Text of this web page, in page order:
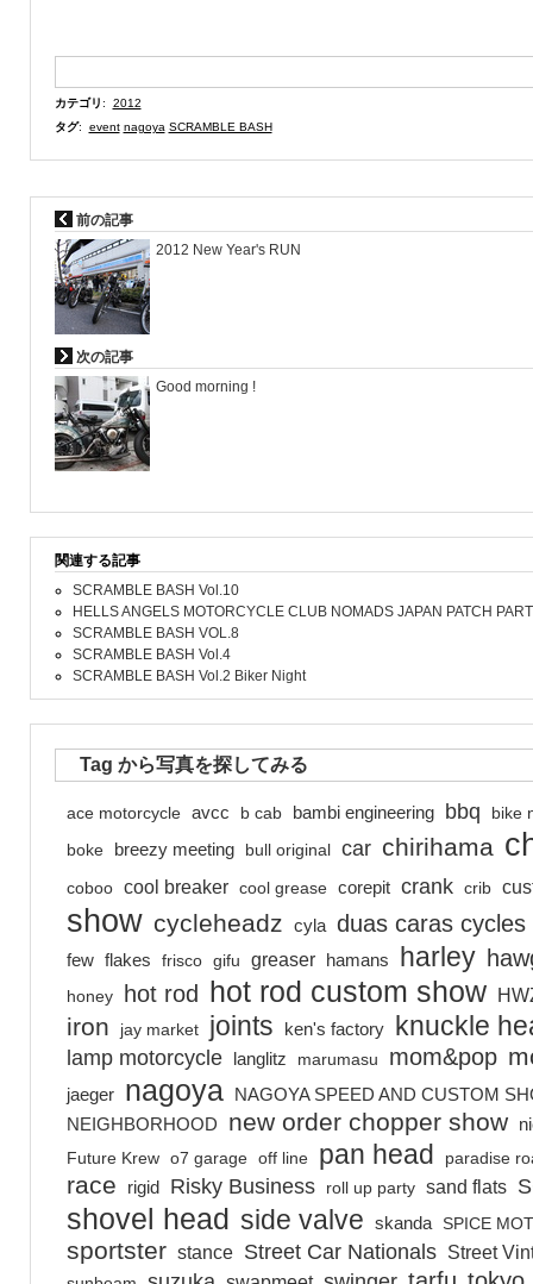
カテゴリ:
2012
タグ: event nagoya SCRAMBLE BASH
前の記事
2012 New Year's RUN
次の記事
Good morning !
関連する記事
SCRAMBLE BASH Vol.10
HELLS ANGELS MOTORCYCLE CLUB NOMADS JAPAN PATCH
SCRAMBLE BASH VOL.8
SCRAMBLE BASH Vol.4
SCRAMBLE BASH Vol.2 Biker Night
Tag から写真を探してみる
ace motorcycle avcc b cab bambi engineering bbq
bike
boke
breezy meeting bull original car chirihama
coboo cool breaker cool grease corepit crank crib
show cycleheadz cyla duas caras cycles
few flakes frisco gifu greaser hamans harley
honey hot rod hot rod custom show
iron jay market joints ken's factory knuckle
lamp motorcycle langlitz marumasu mom&pop
jaeger nagoya
NAGOYA SPEED AND CUSTOM
NEIGHBORHOOD
new order chopper show
Future Krew o7 garage off line pan head paradise
race rigid Risky Business roll up party sand flats
shovel head side valve skanda SPICE
sportster stance Street Car Nationals Street